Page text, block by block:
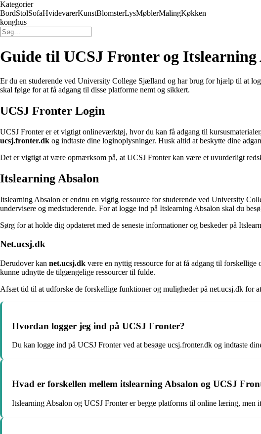
Kategorier
BordStolSofaHvidevarerKunstBlomsterLysMøblerMalingKøkken
konghus
Guide til UCSJ Fronter og Itslearning
Er du en studerende ved University College Sjælland og har brug for hjælp til at
skal følge for at få adgang til disse platforme nemt og sikkert.
UCSJ Fronter Login
UCSJ Fronter er et vigtigt onlineværktøj, hvor du kan få adgang til
ucsj.fronter.dk og indtaste dine loginoplysninger. Husk altid at beskytte dine
Det er vigtigt at være opmærksom på, at UCSJ Fronter kan være et uvurderligt
Itslearning Absalon
Itslearning Absalon er endnu en vigtig ressource for studerende ved University
undervisere og medstuderende. For at logge ind på Itslearning Absalon skal du
Sørg for at holde dig opdateret med de seneste informationer og beskeder på
Net.ucsj.dk
Derudover kan net.ucsj.dk være en nyttig ressource for at få adgang til
kunne udnytte de tilgængelige ressourcer til fulde.
Afsæt tid til at udforske de forskellige funktioner og muligheder på net.ucsj.dk for
Hvordan logger jeg ind på UCSJ Fronter?
Du kan logge ind på UCSJ Fronter ved at besøge ucsj.fronter.dk og indtaste
Hvad er forskellen mellem itslearning Absalon og UCSJ
Itslearning Absalon og UCSJ Fronter er begge platforms til online læring,